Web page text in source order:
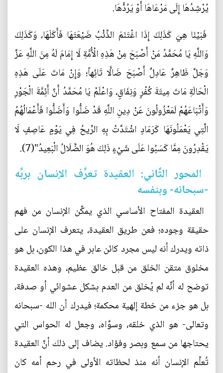
يُرْشِدُهَا إِلَى مَرْعَاهَا أَوْ يَرُدُّهَا.
فَبَيْنَا هِيَ كَذَلِكَ إِذَا اغْتَنَمَ الذِّئْبُ ضَيْعَتَهَا فَأَكَلَهَا، وَكَذَلِكَ
وَاللَّهِ يَا مُحَمَّدُ مَنْ أَصْبَحَ مِنْ هَذِهِ الْأُمَّةِ لَا إِمَامَ لَهُ مِنَ اللَّهِ عَزَّ
وَجَلَّ ظَاهِرٌ عَادِلٌ أَصْبَحَ ضَالًّا تَائِهاً؛ وَإِنْ مَاتَ عَلَى هَذِهِ
الْحَالَةِ مَاتَ مِيتَةَ كُفْرٍ وَنِفَاقٍ، وَاعْلَمْ يَا مُحَمَّدُ أَنَّ أَئِمَّةَ الْجَوْرِ
وَأَتْبَاعَهُمْ لَمَعْزُولُونَ عَنْ دِينِ اللَّهِ قَدْ ضَلُّوا وَأَضَلُّوا فَأَعْمَالُهُمُ
الَّتِي يَعْمَلُونَهَا كَرَمَادٍ اشْتَدَّتْ بِهِ الرِّيحُ فِي يَوْمٍ عَاصِفٍ لَا
يَقْدِرُونَ مِمَّا كَسَبُوا عَلَى شَيْ‏ءٍ ذَلِكَ هُوَ الضَّلَالُ الْبَعِيدُ"(7).
‏ المحور الثَّاني: العقيدة تعرِّف الإنسان بربِّه
-سبحانه- وبنفسه
‏ العقيدة المفتاح الأساسي الذي يمكِّن الإنسان من فهم
حقيقة وجوده؛ فعن طريق العقيدة، يتعرف الإنسان على
ذاته ويدرك أنه ليس مجرد كائن عابر في هذا الكون، بل هو
مخلوق متقن الخلق من قبل خالق عظيم، وهذه العقيدة
توضح له أنَّه لم يُخلق من العدم بشكل عشوائي أو صدفة،
بل هو جزء من خطة إلهية محكمة؛ فيدرك أن الله -سبحانه
وتعالى- هو الذي خلقه، وسوَّاه، وجعل له الحواس التي
يحتاجها من سمع وبصر وفؤاد. يضاف إلى ذلك أنَّ العقيدة
تُعلِّم الإنسان أنه منذ لحظاته الأولى في رحم أمه كان